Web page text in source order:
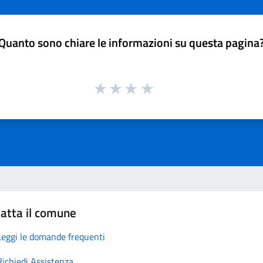
sono chiare le informazioni su questa
il comune
le domande frequenti